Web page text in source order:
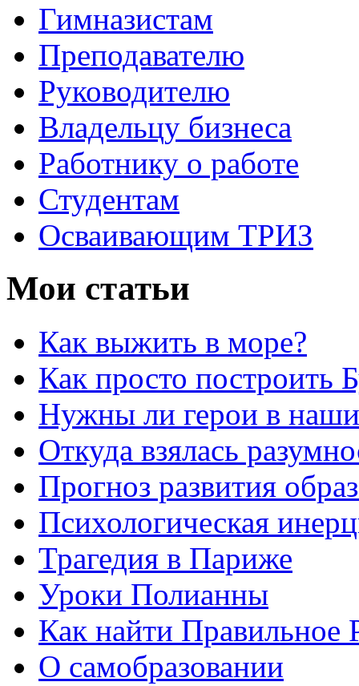
Гимназистам
Преподавателю
Руководителю
Владельцу бизнеса
Работнику о работе
Студентам
Осваивающим ТРИЗ
Мои статьи
Как выжить в море?
Как просто построить
Нужны ли герои в
Откуда взялась
Прогноз развития
Психологическая
Трагедия в Париже
Уроки Полианны
Как найти Правильное
О самобразовании